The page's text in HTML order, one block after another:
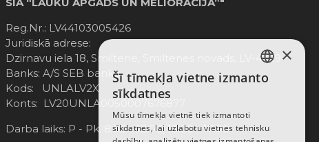
Reg.Nr.: LV44103005426
Juridiskā adrese:
Dzirnavu iela 18, Smiltene, Smiltenes novads, LV-4729
Banks: A/S SEB banka;
Kods: UNLALV2X
Konts: LV20UNLA0050007676877
Darba laiks: P - Pk. 8:00 - 12:00; 13:00 - 17:00
LATVIAN
ENGLISH
×
Šī tīmekļa vietne izmanto
sīkdatnes
Mūsu tīmekļa vietnē tiek izmantoti
sīkdatnes, lai uzlabotu vietnes tehnisku